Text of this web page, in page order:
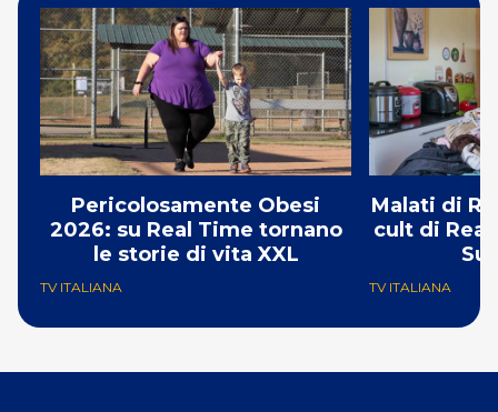
Pericolosamente Obesi
2026: su Real Time tornano
le storie di vita XXL
TV ITALIANA
Malati di
cult di
TV ITALIANA